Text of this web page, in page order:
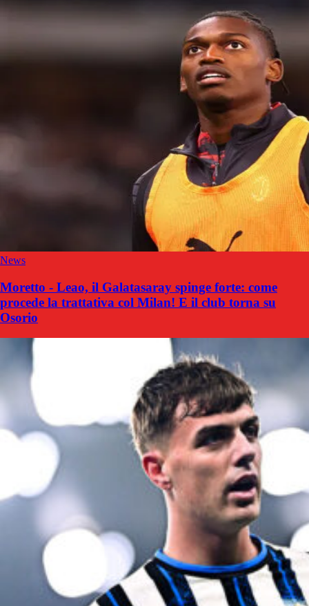
News
Moretto - Leao, il Galatasaray spinge forte: come
procede la trattativa col Milan! E il club torna su
Osorio